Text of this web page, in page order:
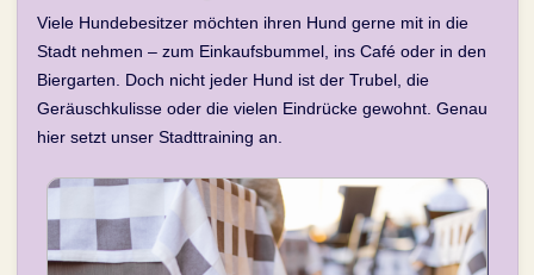
Viele Hundebesitzer möchten ihren Hund gerne mit in die
Stadt nehmen – zum Einkaufsbummel, ins Café oder in den
Biergarten. Doch nicht jeder Hund ist der Trubel, die
Geräuschkulisse oder die vielen Eindrücke gewohnt. Genau
hier setzt unser Stadttraining an.